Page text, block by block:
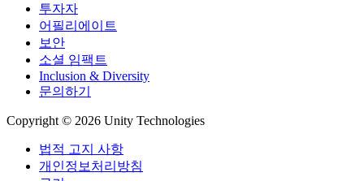
투자자
어필리에이트
보안
소셜 임팩트
Inclusion & Diversity
문의하기
Copyright © 2026 Unity Technologies
법적 고지 사항
개인정보처리방침